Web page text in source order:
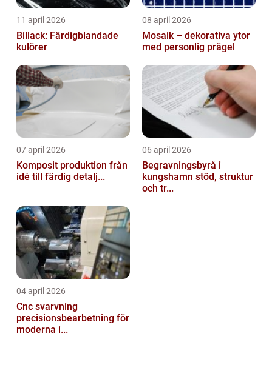
11 april 2026
Billack: Färdigblandade
kulörer
08 april 2026
Mosaik – dekorativa ytor
med personlig prägel
07 april 2026
Komposit produktion från
idé till färdig detalj...
06 april 2026
Begravningsbyrå i
kungshamn stöd, struktur
och tr...
04 april 2026
Cnc svarvning
precisionsbearbetning för
moderna i...